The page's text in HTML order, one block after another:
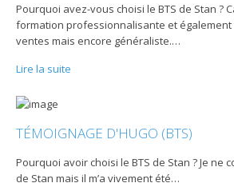
Pourquoi avez-vous choisi le BTS de Stan ?
formation professionnalisante et
ventes mais encore généraliste.…
Lire la suite
TÉMOIGNAGE D'HUGO (BTS)
Pourquoi avoir choisi le BTS de Stan ? Je ne
de Stan mais il m’a vivement été…